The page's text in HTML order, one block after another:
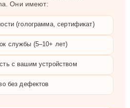
Они имеют:
(голограмма, сертификат)
службы (5–10+ лет)
с вашим устройством
без дефектов